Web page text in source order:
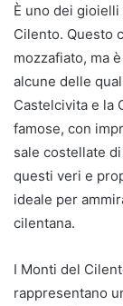
È uno dei
Cilento. Questo
mozzafiato, ma
alcune delle
Castelcivita e la
famose, con
sale costellate
questi veri e
ideale per
cilentana.
I Monti del
rappresentano